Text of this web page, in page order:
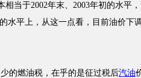
当于2002年末、2003年初的水平
水平上，从这一点看，目前油价下
的燃油税，在乎的是征过税后汽油